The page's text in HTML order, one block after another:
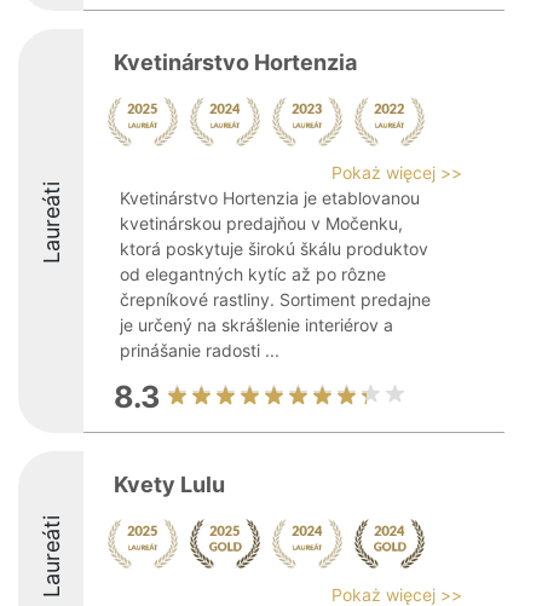
Laureáti
Kvetinárstvo Hortenzia
Pokaż więcej >>
Kvetinárstvo Hortenzia je etablovanou
kvetinárskou predajňou v Močenku,
ktorá poskytuje širokú škálu produktov
od elegantných kytíc až po rôzne
črepníkové rastliny. Sortiment predajne
je určený na skrášlenie interiérov a
prinášanie radosti ...
8.3
Laureáti
Kvety Lulu
Pokaż więcej >>